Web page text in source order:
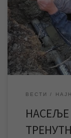
дошло је до
тренутно без
насељу Руже
водоводној
ВЕСТИ